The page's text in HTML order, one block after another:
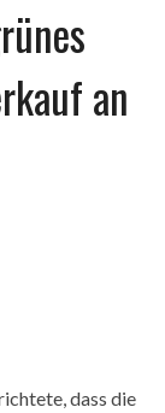
an
dass die